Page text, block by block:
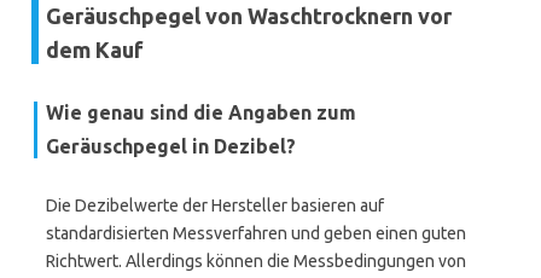
Geräuschpegel von Waschtrocknern vor
dem Kauf
Wie genau sind die Angaben zum
Geräuschpegel in Dezibel?
Die Dezibelwerte der Hersteller basieren auf
standardisierten Messverfahren und geben einen guten
Richtwert. Allerdings können die Messbedingungen von